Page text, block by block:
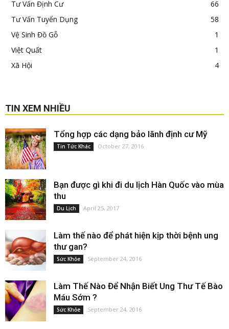
Tư Vấn Định Cư
66
Tư Vấn Tuyển Dụng
58
Vệ Sinh Đồ Gỗ
1
Việt Quất
1
Xã Hội
4
TIN XEM NHIỀU
Tổng hợp các dạng bảo lãnh định cư Mỹ
Tin Tức Khác October 27, 2016
Bạn được gì khi đi du lịch Hàn Quốc vào mùa
thu
Du Lịch April 25, 2017
Làm thế nào để phát hiện kịp thời bệnh ung
thư gan?
Sức Khỏe September 24, 2016
Làm Thế Nào Để Nhận Biết Ung Thư Tế Bào
Máu Sớm ?
Sức Khỏe September 24, 2016